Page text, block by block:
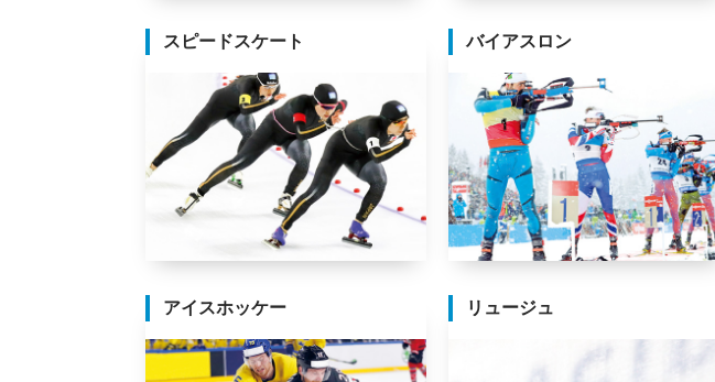
スピードスケート バイアスロン
アイスホッケー リュージュ